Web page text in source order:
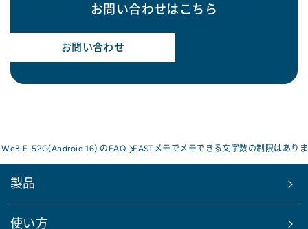
お問い合わせはこちら
お問い合わせ
F-52G(Android 16) のFAQ FASTメモでメモできる文字数の制限はあり
製品
使い方